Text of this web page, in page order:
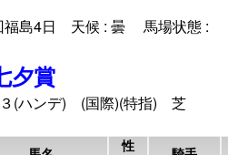
福島4日 天候 : 曇 馬場状態 :
夕賞
３(ハンデ) (国際)(特指) 芝
性